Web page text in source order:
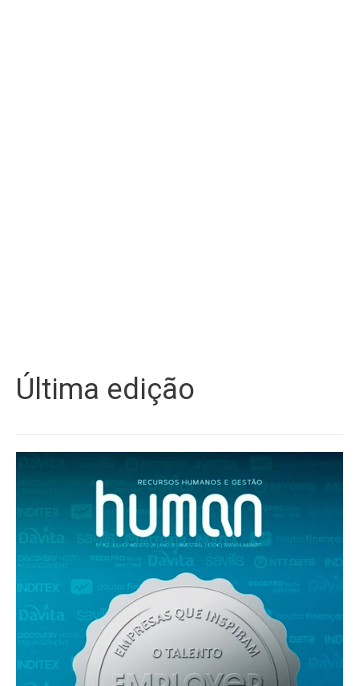
Última edição